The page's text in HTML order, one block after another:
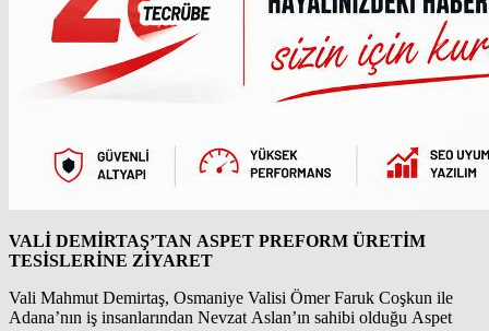
VALİ DEMİRTAŞ’TAN ASPET PREFORM ÜRETİM
TESİSLERİNE ZİYARET
Vali Mahmut Demirtaş, Osmaniye Valisi Ömer Faruk Coşkun ile
Adana’nın iş insanlarından Nevzat Aslan’ın sahibi olduğu Aspet